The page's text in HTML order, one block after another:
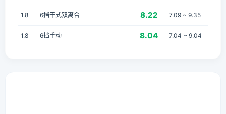
1.8 6挡干式双离合 8.22 7.09 ~ 9.35
1.8 6挡手动 8.04 7.04 ~ 9.04